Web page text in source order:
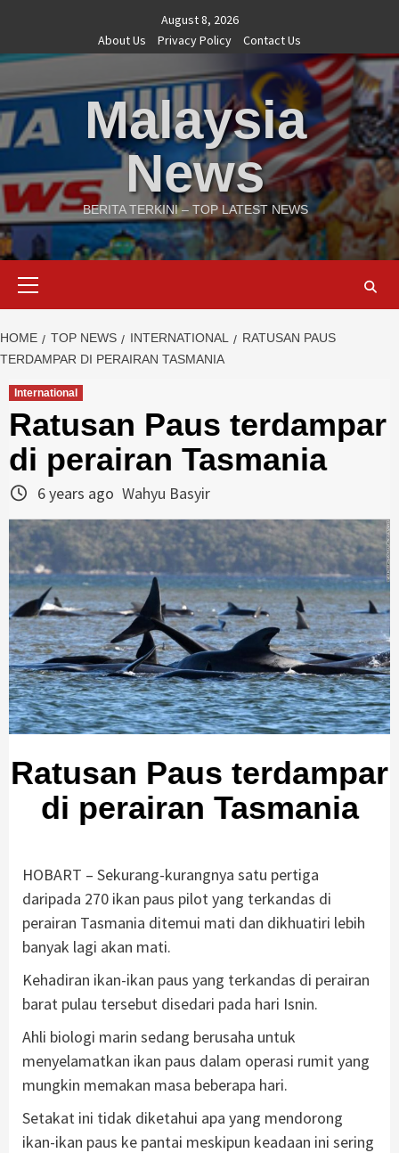
content
August 8, 2026
About Us
Privacy Policy Contact Us
Malaysia
News
BERITA TERKINI – TOP LATEST NEWS
HOME TOP NEWS INTERNATIONAL
RATUSAN PAUS
TERDAMPAR DI PERAIRAN TASMANIA
International
Ratusan Paus terdampar
di perairan Tasmania
6 years ago Wahyu Basyir
Ratusan Paus terdampar
di perairan Tasmania
HOBART – Sekurang-kurangnya satu pertiga
daripada 270 ikan paus pilot yang terkandas di
perairan Tasmania ditemui mati dan dikhuatiri lebih
banyak lagi akan mati.
Kehadiran ikan-ikan paus yang terkandas di perairan
barat pulau tersebut disedari pada hari Isnin.
Ahli biologi marin sedang berusaha untuk
menyelamatkan ikan paus dalam operasi rumit yang
mungkin memakan masa beberapa hari.
Setakat ini tidak diketahui apa yang mendorong
ikan-ikan paus ke pantai meskipun keadaan ini sering